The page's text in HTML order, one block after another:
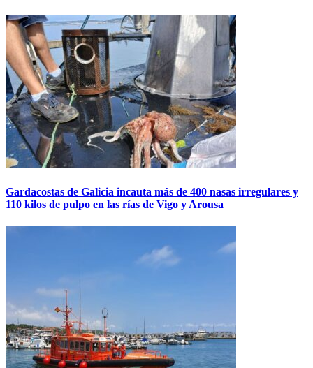
Gardacostas de Galicia incauta más de 400 nasas irregulares y
110 kilos de pulpo en las rías de Vigo y Arousa